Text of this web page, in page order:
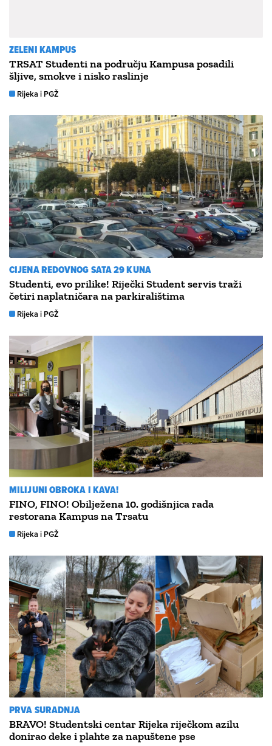
ZELENI KAMPUS
TRSAT Studenti na području Kampusa posadili
šljive, smokve i nisko raslinje
Rijeka i PGŽ
CIJENA REDOVNOG SATA 29 KUNA
Studenti, evo prilike! Riječki Student servis traži
četiri naplatničara na parkiralištima
Rijeka i PGŽ
MILIJUNI OBROKA I KAVA!
FINO, FINO! Obilježena 10. godišnjica rada
restorana Kampus na Trsatu
Rijeka i PGŽ
PRVA SURADNJA
BRAVO! Studentski centar Rijeka riječkom azilu
donirao deke i plahte za napuštene pse